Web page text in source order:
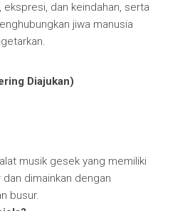
dan keindahan, serta
jiwa manusia
Diajukan)
musik gesek yang memiliki
dimainkan dengan
busur.